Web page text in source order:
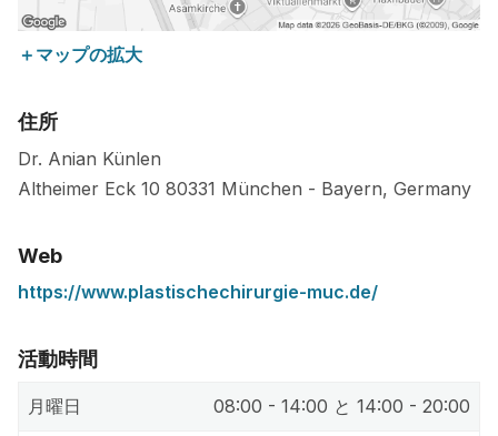
＋マップの拡大
住所
Dr. Anian Künlen
Altheimer Eck 10 80331 München - Bayern, Germany
Web
https://www.plastischechirurgie-muc.de/
活動時間
月曜日 08:00 - 14:00 と 14:00 - 20:00